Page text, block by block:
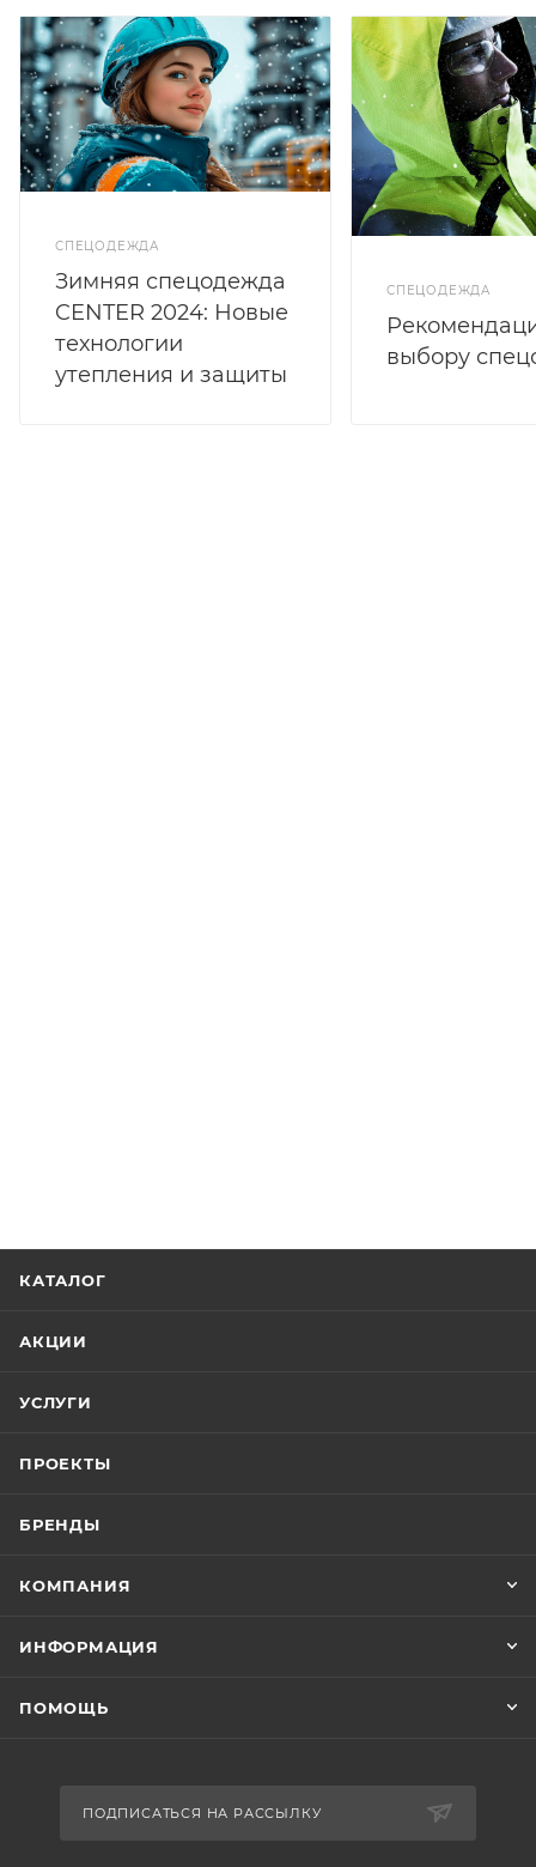
СПЕЦОДЕЖДА
Зимняя спецодежда
CENTER 2024: Новые
технологии
утепления и защиты
СПЕЦОДЕЖДА
выбору
КАТАЛОГ
АКЦИИ
УСЛУГИ
ПРОЕКТЫ
БРЕНДЫ
КОМПАНИЯ
ИНФОРМАЦИЯ
ПОМОЩЬ
ПОДПИСАТЬСЯ НА РАССЫЛКУ